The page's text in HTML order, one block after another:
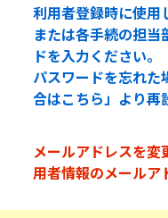
利用者登録時に使用
または各手続の担
ドを入力ください。
パスワードを忘れた
合はこちら」より再
メールアドレスを変
用者情報のメールア